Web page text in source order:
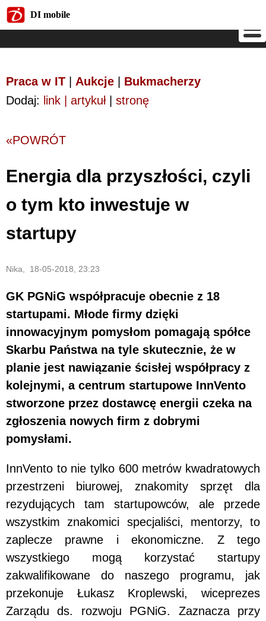
DI mobile
Praca w IT Aukcje
Bukmacherzy
Dodaj: link | artykuł| stronę
«POWRÓT
Energia dla przyszłości, czyli
o tym kto inwestuje w
startupy
Nika, 18-05-2018, 23:23
GK PGNiG współpracuje obecnie z 18
startupami. Młode firmy dzięki
innowacyjnym pomysłom pomagają spółce
Skarbu Państwa na tyle skutecznie, że w
planie jest nawiązanie ścisłej współpracy z
kolejnymi, a centrum startupowe InnVento
stworzone przez dostawcę energii czeka na
zgłoszenia nowych firm z dobrymi
pomysłami.
InnVento to nie tylko 600 metrów kwadratowych
przestrzeni biurowej, znakomity sprzęt dla
rezydujących tam startupowców, ale przede
wszystkim znakomici specjaliści, mentorzy, to
zaplecze prawne i ekonomiczne. Z tego
wszystkiego mogą korzystać startupy
zakwalifikowane do naszego programu, jak
przekonuje Łukasz Kroplewski, wiceprezes
Zarządu ds. rozwoju PGNiG. Zaznacza przy
DI mobile